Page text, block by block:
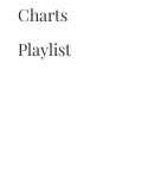
Charts
Playlist